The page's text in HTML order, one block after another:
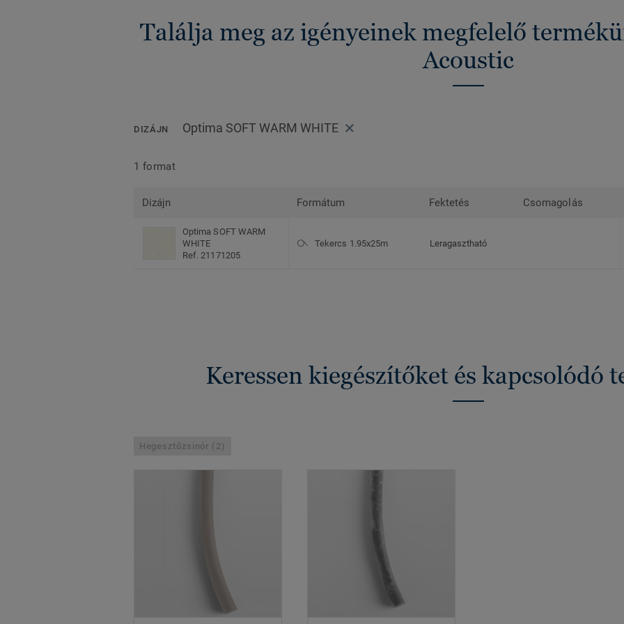
Találja meg az igényeinek megfelelő
Acoustic
DIZÁJN Optima SOFT WARM WHITE
1 format
Dizájn Formátum Fektetés Csomagolás
Optima SOFT WARM
WHITE
Ref. 21171205
Tekercs 1.95x25m Leragasztható
Keressen kiegészítőket és kapcsolódó
Hegesztőzsinór (2)